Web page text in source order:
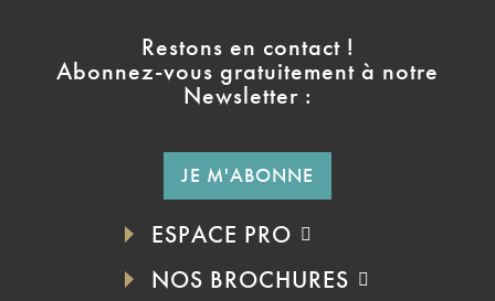
Restons en contact !
Abonnez-vous gratuitement à notre
Newsletter :
JE M'ABONNE
ESPACE PRO
NOS BROCHURES